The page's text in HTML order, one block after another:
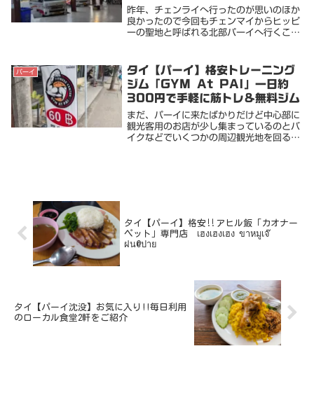
昨年、チェンライへ行ったのが思いのほか
良かったので今回もチェンマイからヒッピ
ーの聖地と呼ばれる北部パーイへ行くこと
発のバンを予約前回チェンライへ行った時
に使ったバ...
パーイ
タイ【パーイ】格安トレーニング
ジム「GYM At PAI」一日約
300円で手軽に筋トレ&無料ジム
まだ、パーイに来たばかりだけど中心部に
観光客用のお店が少し集まっているのとバ
イクなどでいくつかの周辺観光地を回る以
タイ【パーイ】格安‼アヒル飯「カオナー
ペット」専門店 เฮงเฮงเฮง ขาหมูเจ๊
ฝน@ปาย
タイ【パーイ沈没】お気に入り!!毎日利用
のローカル食堂2軒をご紹介